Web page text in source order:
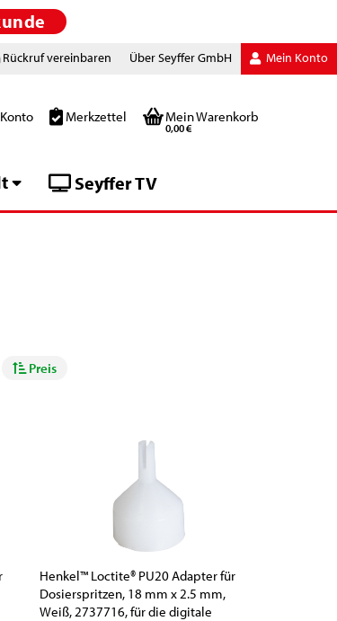
Rückruf vereinbaren Über Seyffer GmbH Mein Konto
Merkzettel Mein Warenkorb
0,00 €
Seyffer TV
Preis
Henkel™ Loctite® PU20 Adapter für
Dosierspritzen, 18 mm x 2.5 mm,
Weiß, 2737716, für die digitale